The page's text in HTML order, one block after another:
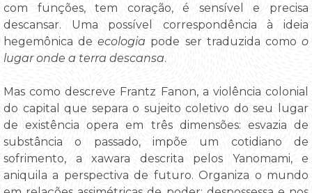
com funções, tem coração, é sensível e precisa
descansar. Uma possível correspondência à ideia
hegemônica deecologia pode ser traduzida comoo
lugar onde a terra descansa.
Mas como descreve Frantz Fanon, a violência colonial
do capital que separa o sujeito coletivo do seu lugar
de existência opera em três dimensões: esvazia de
substância o passado, impõe um cotidiano de
sofrimento, a xawara descrita pelos Yanomami, e
aniquila a perspectiva de futuro. Organiza o mundo